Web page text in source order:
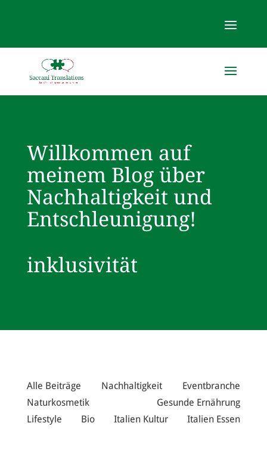
Willkommen auf
meinem Blog über
Nachhaltigkeit und
Entschleunigung!
inklusivität
Alle Beiträge Nachhaltigkeit
Eventbranche
Naturkosmetik
Gesunde Ernährung
Lifestyle
Bio Italien Kultur Italien Essen